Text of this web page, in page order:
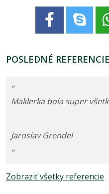
POSLEDNÉ REFERENCIE
“
Maklerka bola super
Jaroslav Grendel
”
Zobraziť všetky referencie